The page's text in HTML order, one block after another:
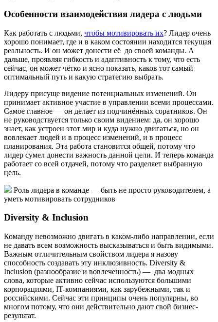
Особенности взаимодействия лидера с людьми
Как работать с людьми, чтобы мотивировать их? Лидер очень
хорошо понимает, где и в каком состоянии находится текущая
реальность. И он может донести её до своей команды. А
дальше, проявляя гибкость и адаптивность к тому, что есть
сейчас, он может чётко и ясно показать, каков тот самый
оптимальный путь и какую стратегию выбрать.
Лидеру присуще видение потенциальных изменений. Он
принимает активное участие в управлении всеми процессами.
Самое главное — он делает из подчинённых соратников. Он
не руководствуется только своим видением: да, он хорошо
знает, как устроен этот мир и куда нужно двигаться, но он
вовлекает людей и в процесс изменений, и в процесс
планирования. Эта работа становится общей, потому что
лидер сумел донести важность данной цели. И теперь команда
работает со всей отдачей, потому что разделяет выбранную
цель.
Роль лидера в команде — быть не просто руководителем, а
уметь мотивировать сотрудников
Diversity & Inclusion
Команду невозможно двигать в каком-либо направлении, если
не давать всем возможность высказываться и быть видимыми.
Важным отличительным свойством лидера я назову
способность создавать эту инклюзивность. Diversity &
Inclusion (разнообразие и вовлеченность) — два модных
слова, которые активно сейчас используются большими
корпорациями, IT-компаниями, как зарубежными, так и
российскими. Сейчас эти принципы очень популярны, во
многом потому, что они действительно дают свой бизнес-
результат.